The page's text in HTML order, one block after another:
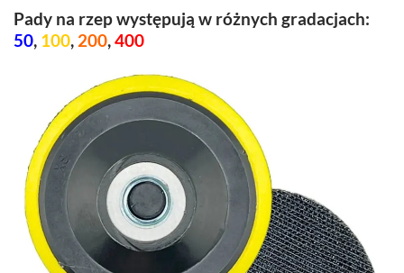
Pady na rzep występują w różnych gradacjach:
50, 100, 200,400